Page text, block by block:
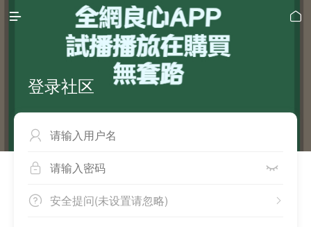
 
登录社区

 
 
安全提问(未设置请忽略)